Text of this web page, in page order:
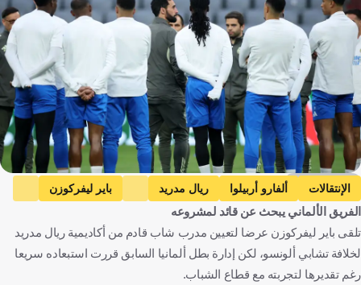
Getty Images
الإنتقالات ألفارو أربيلوا ريال مدريد
باير ليفركوزن
إسبانيا
ألمانيا كرة قدم
الفريق الألماني يبحث عن قائد لمشروعه
تلقى باير ليفركوزن عرضا لتعيين مدرب شاب قادم من أكاديمية ريال مدريد
لخلافة تشابي ألونسو، لكن إدارة بطل ألمانيا السابق قررت استبعاده سريعا
رغم تقديرها لتجربته مع قطاع الشباب.